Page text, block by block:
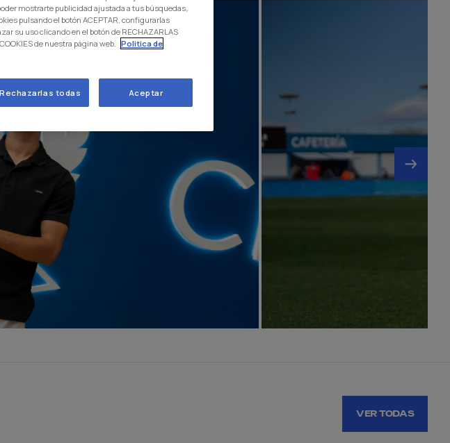
VER TODAS
mostrarte publicidad ajustada a tus búsquedas,
pulsando el botón ACEPTAR, configurarlas
su uso clicando en el botón de RECHAZARLAS
de nuestra página web.
Politica de
Rechazarlas todas Aceptar